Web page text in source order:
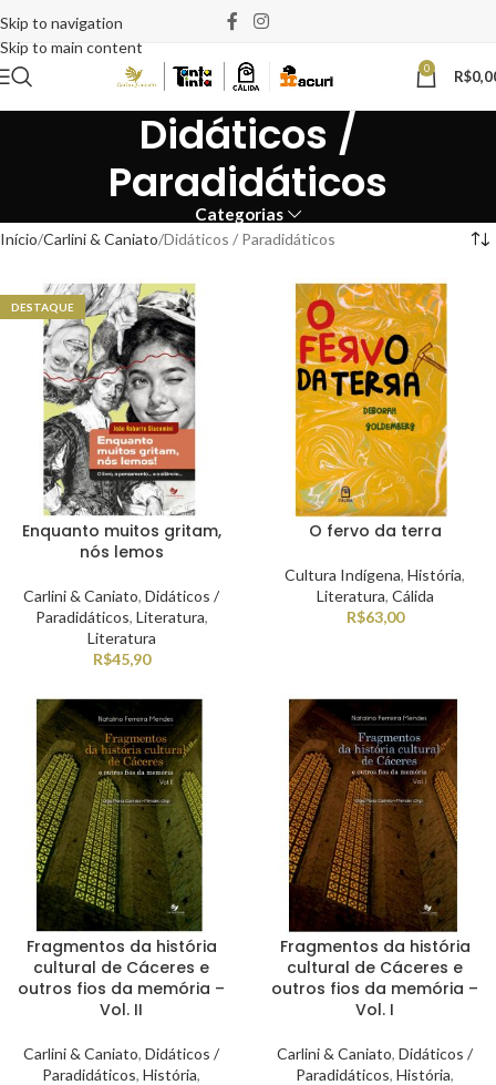
Skip to navigation
Skip to main content
0 R$
Didáticos /
Paradidáticos
Categorias
Início Carlini & Caniato Didáticos / Paradidáticos
DESTAQUE
Enquanto muitos gritam,
nós lemos
Carlini & Caniato, Didáticos /
Paradidáticos, Literatura,
Literatura
R$45,90
O fervo da terra
Cultura Indígena, História,
Literatura, Cálida
R$63,00
Fragmentos da história
cultural de Cáceres e
outros fios da memória –
Vol. II
Carlini & Caniato, Didáticos /
Paradidáticos, História,
Fragmentos da história
cultural de Cáceres e
outros fios da memória –
Vol. I
Carlini & Caniato, Didáticos /
Paradidáticos, História,